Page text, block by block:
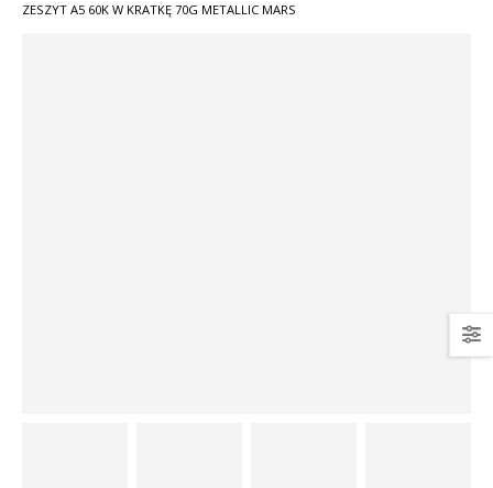
ZESZYT A5 60K W KRATKĘ 70G METALLIC MARS